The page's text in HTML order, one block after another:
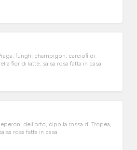
funghi champigon, carciofi di
fior di latte, salsa rosa fatta in casa
dell'orto, cipolla rossa di Tropea,
rosa fatta in casa